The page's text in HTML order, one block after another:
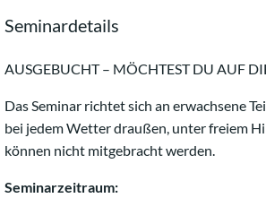
Seminardetails
AUSGEBUCHT – MÖCHTEST DU AUF
Das Seminar richtet sich an erwachsene
bei jedem Wetter draußen, unter freiem
können nicht mitgebracht werden.
Seminarzeitraum: